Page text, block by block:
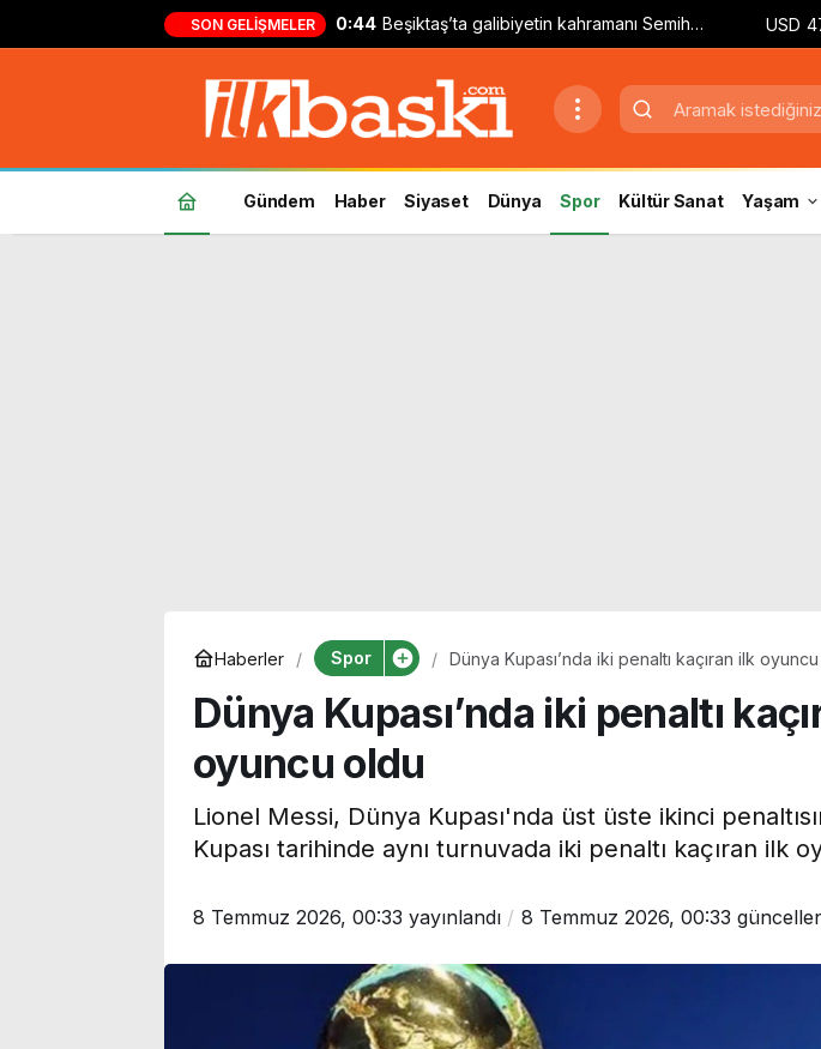
SON GELIŞMELER 0:44 Beşiktaş’ta galibiyetin kahramanı Semih USD
Gündem Haber Siyaset Dünya Spor Kültür Sanat Yaşam
Haberler Spor Dünya Kupası’nda iki penaltı kaçıran ilk
Dünya Kupası’nda iki penaltı
oyuncu oldu
Lionel Messi, Dünya Kupası'nda üst üste ikinci
Kupası tarihinde aynı turnuvada iki penaltı kaçıran ilk
8 Temmuz 2026, 00:33 yayınlandı 8 Temmuz 2026, 00:33
Uzmanı uyardı: